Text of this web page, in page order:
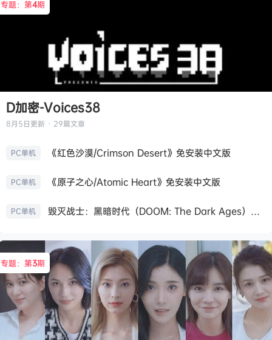
专题：第4期
D加密-Voices38
8月5日更新 · 29篇文章
PC单机 《红色沙漠/Crimson Desert》免安装中文版
PC单机 《原子之心/Atomic Heart》免安装中文版
PC单机 毁灭战士：黑暗时代（DOOM: The Dark Ages）免安装中文版
专题：第3期